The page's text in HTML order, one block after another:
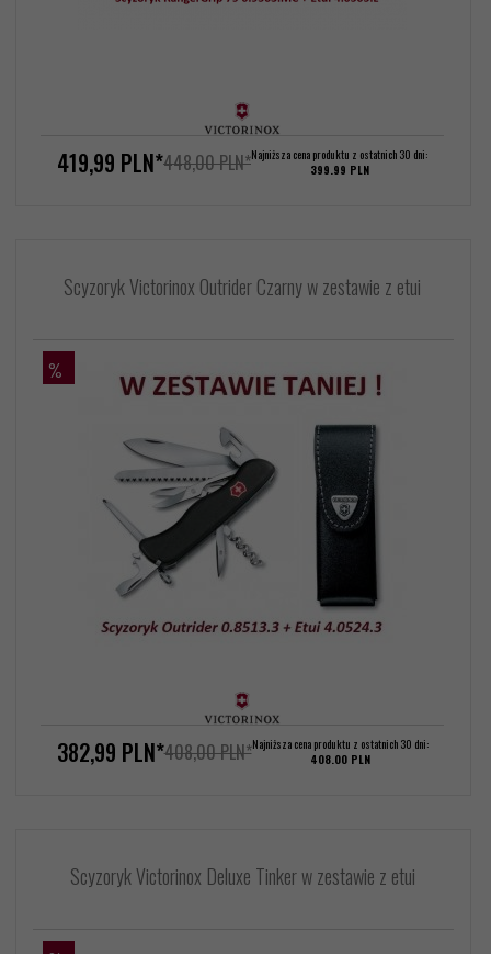
419,99 PLN*448,00 PLN*Najniższa cena produktu z ostatnich 30 dni:
399.99 PLN
Scyzoryk Victorinox Outrider Czarny w zestawie z etui
%
382,99 PLN*408,00 PLN*Najniższa cena produktu z ostatnich 30 dni:
408.00 PLN
Scyzoryk Victorinox Deluxe Tinker w zestawie z etui